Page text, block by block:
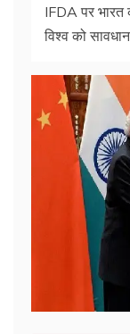
IFDA पर भारत
विश्व को